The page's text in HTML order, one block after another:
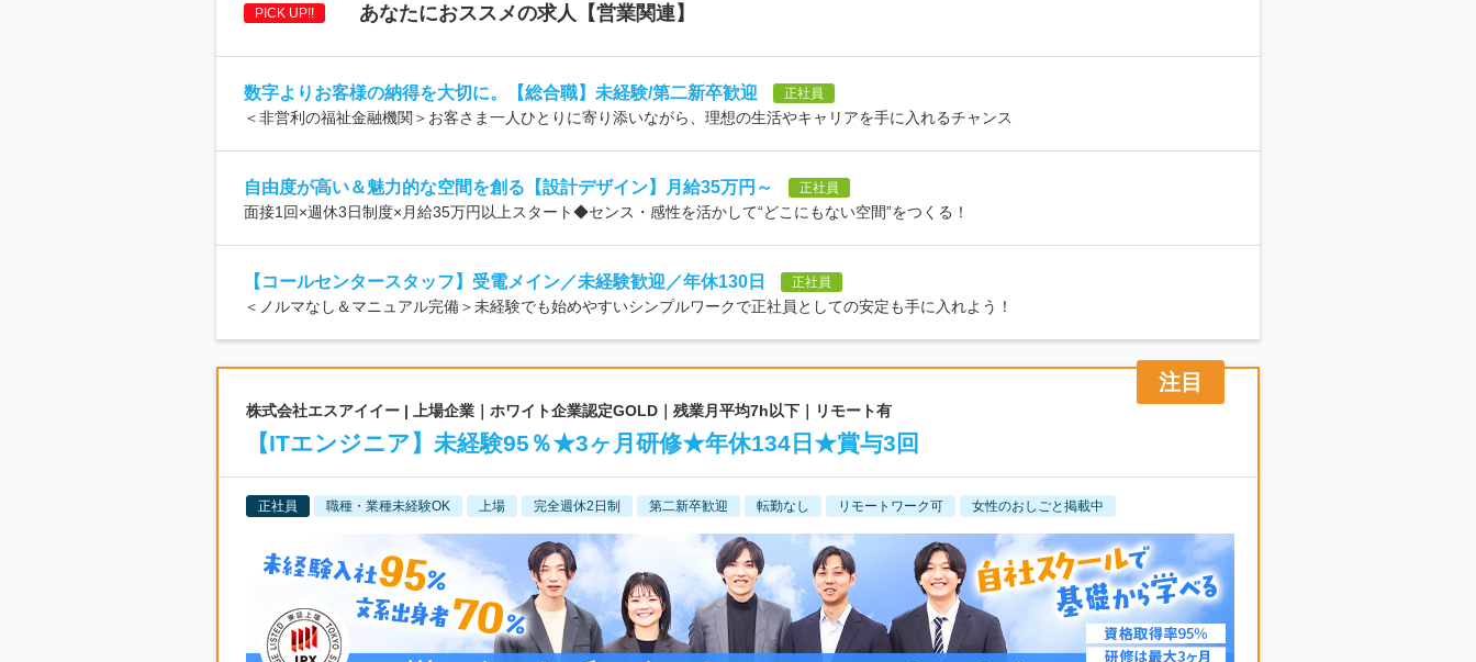
PICK UP!! あなたにおススメの求人【営業関連】
数字よりお客様の納得を大切に。【総合職】未経験/第二新卒歓迎 正社員
＜非営利の福祉金融機関＞お客さま一人ひとりに寄り添いながら、理想の生活やキャリアを手に入れるチャンス
自由度が高い＆魅力的な空間を創る【設計デザイン】月給35万円～ 正社員
面接1回×週休3日制度×月給35万円以上スタート◆センス・感性を活かして“どこにもない空間”をつくる！
【コールセンタースタッフ】受電メイン／未経験歓迎／年休130日 正社員
＜ノルマなし＆マニュアル完備＞未経験でも始めやすいシンプルワークで正社員としての安定も手に入れよう！
株式会社エスアイイー | 上場企業｜ホワイト企業認定GOLD｜残業月平均7h以下｜リモート有
【ITエンジニア】未経験95％★3ヶ月研修★年休134日★賞与3回
正社員 職種・業種未経験OK 上場 完全週休2日制 第二新卒歓迎 転勤なし リモートワーク可 女性のおしごと掲載中